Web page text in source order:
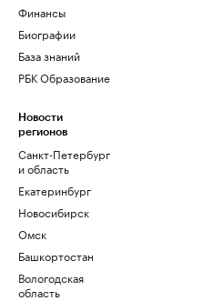
Финансы
Биографии
База знаний
РБК Образование
Новости
регионов
Санкт-Петербург
и область
Екатеринбург
Новосибирск
Омск
Башкортостан
Вологодская
область